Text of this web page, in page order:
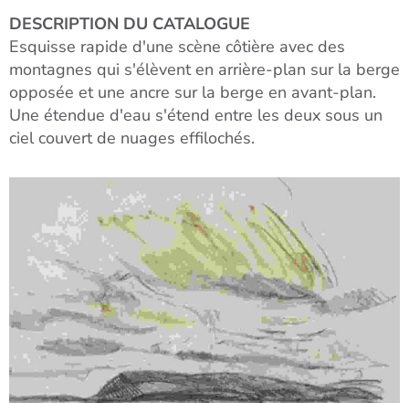
DESCRIPTION DU CATALOGUE
Esquisse rapide d'une scène côtière avec des
montagnes qui s'élèvent en arrière-plan sur la berge
opposée et une ancre sur la berge en avant-plan.
Une étendue d'eau s'étend entre les deux sous un
ciel couvert de nuages effilochés.